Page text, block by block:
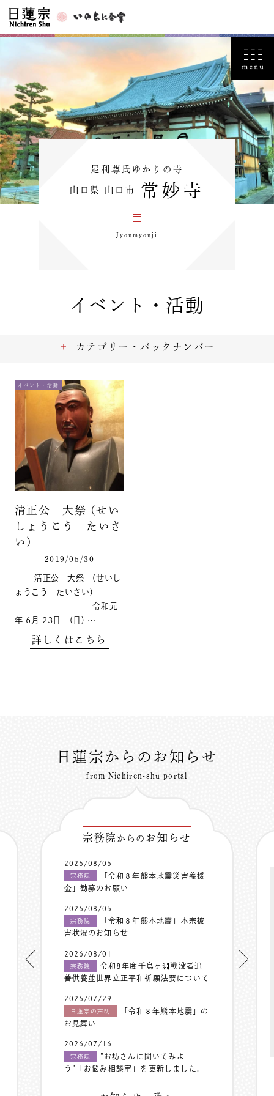
足利尊氏ゆかりの寺
山口県 山口市 常妙寺
Jyoumyouji
イベント・活動
イベント・活動
清正公 大祭 (せい
しょうこう たいさ
い)
2019/05/30
清正公 大祭 (せいし
ょうこう たいさい)
令和元
年 6月 23日 (日) …
詳しくはこちら
カテゴリー・バックナンバー
日蓮宗からのお知らせ
from Nichiren-shu portal
宗務院 からの お知らせ
2026/08/05
宗務院
「令和８年熊本地震災害義援
金」勧募のお願い
2026/08/05
宗務院
「令和８年熊本地震」本宗被
害状況のお知らせ
2026/08/01
宗務院
令和8年度千鳥ヶ淵戦没者追
善供養並世界立正平和祈願法要について
2026/07/29
日蓮宗の声明
「令和８年熊本地震」の
お見舞い
2026/07/16
宗務院
”お坊さんに聞いてみよ
う”「お悩み相談室」を更新しました。